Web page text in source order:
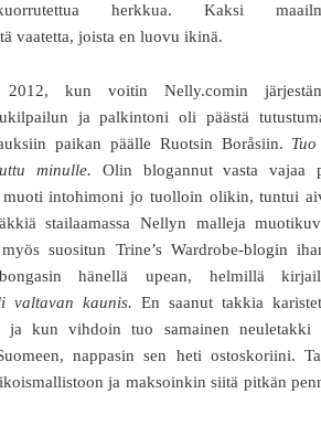
herkkua. Kaksi
vaatetta, joista en luovu ikinä.
2012, kun voitin Nelly.comin
ja palkintoni oli päästä
paikan päälle Ruotsin Boråsiin.
minulle. Olin blogannut vasta vajaa
intohimoni jo tuolloin olikin, tuntui
stailaamassa Nellyn malleja
suositun Trine’s Wardrobe-blogin
hänellä upean, helmillä
valtavan kaunis. En saanut takkia
ja kun vihdoin tuo samainen neuletakki
nappasin sen heti ostoskoriini.
ja maksoinkin siitä pitkän